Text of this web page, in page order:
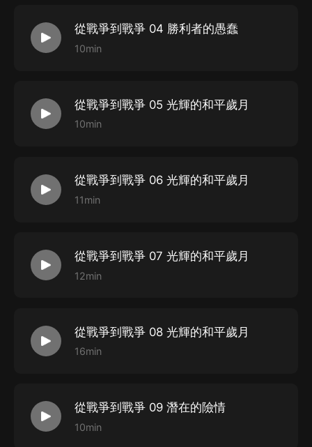
的“勝利的協約國”，面對德國法西斯的倒行逆施和違約行
為，如何姑息養奸，喪失了和平的根基，無形中把自己推
政治風險，對此進行了堅決的抵制和無情的抨擊。下部
《晦暗不明的戰爭》，講述了他在1939年9月3日英國對
航制度，有效地減少了商船在海上的損失，捍衛了大英帝
國的經濟命脈，另外也談到了挪威戰事的失利。這時的戰
國除海上的潛艇戰之外，在陸地上並無大面積的直接衝
突。結尾部分記述了1940年5月張伯倫內閣的政治危機和
腸而聽任惡人重新武裝”。
第二卷《最光輝的時刻》（1940年5月一1940年底）追
勇抵抗。敘述丘吉爾面對德國法西斯咄咄逼人的軍事進
從戰爭到戰爭 04 勝利者的愚蠢
10min
從戰爭到戰爭 05 光輝的和平歲月
10min
從戰爭到戰爭 06 光輝的和平歲月
11min
從戰爭到戰爭 07 光輝的和平歲月
12min
從戰爭到戰爭 08 光輝的和平歲月
16min
從戰爭到戰爭 09 潛在的險情
10min